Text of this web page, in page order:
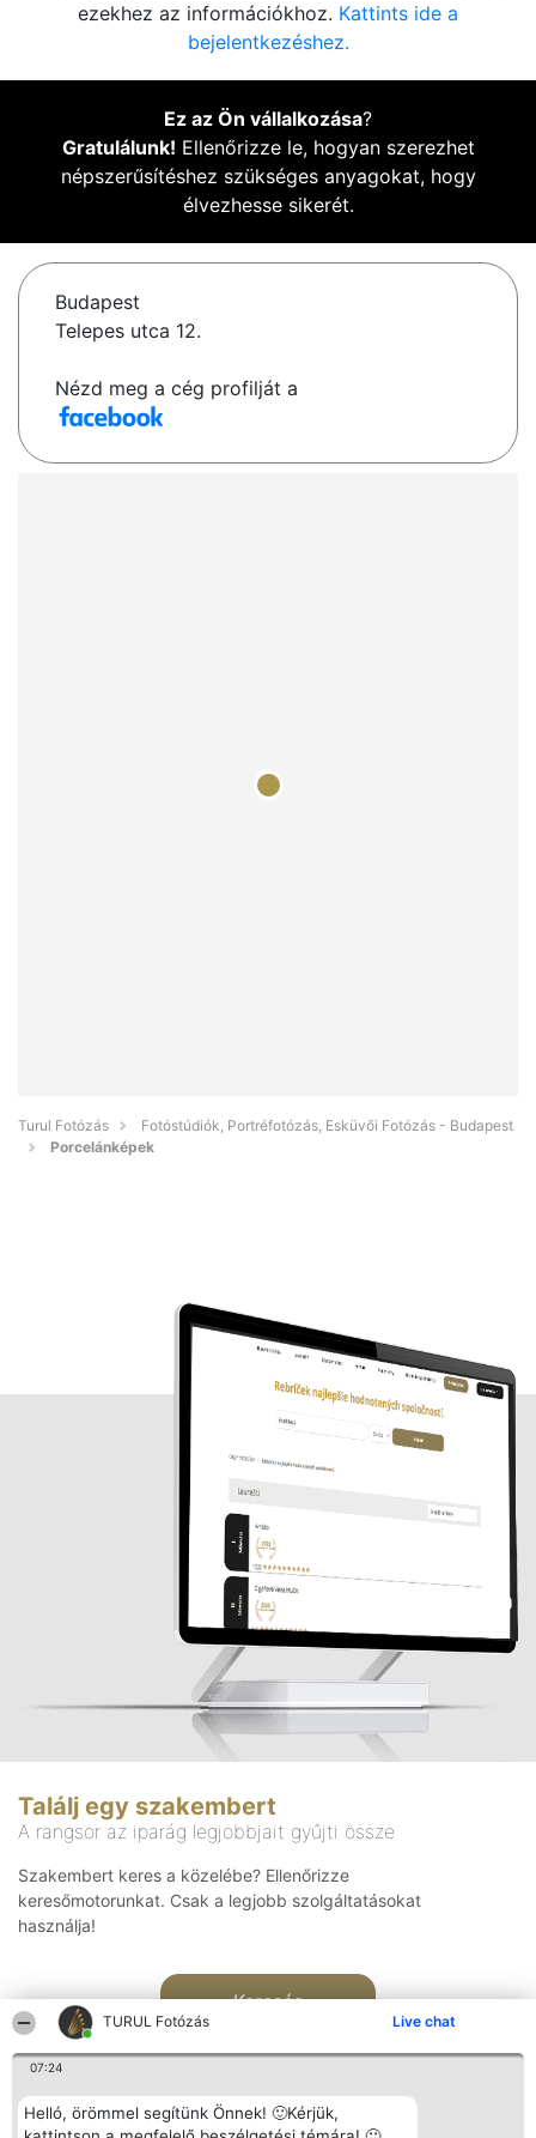
TURUL Fotózás Live chat
07:24
Helló, örömmel segítünk Önnek! 🙂Kérjük,
ezekhez az információkhoz. Kattints ide a
bejelentkezéshez.
Ez az Ön vállalkozása?
Gratulálunk! Ellenőrizze le, hogyan szerezhet
népszerűsítéshez szükséges anyagokat, hogy
élvezhesse sikerét.
Budapest
Telepes utca 12.
Nézd meg a cég profilját a
Turul Fotózás
Fotóstúdiók, Portréfotózás, Esküvői Fotózás - Budapest
Porcelánképek
Találj egy szakembert
A rangsor az iparág legjobbjait gyűjti össze
Szakembert keres a közelébe? Ellenőrizze
keresőmotorunkat. Csak a legjobb szolgáltatásokat
használja!
Keresés